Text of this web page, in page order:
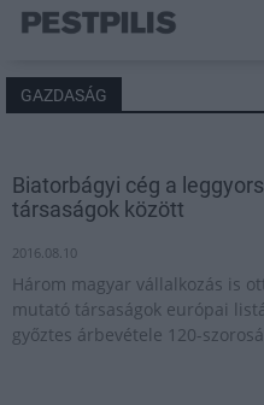
GAZDASÁG
Biatorbágyi cég a
társaságok között
2016.08.10
Három magyar vállalkozás is
mutató társaságok európai
győztes árbevétele 120-